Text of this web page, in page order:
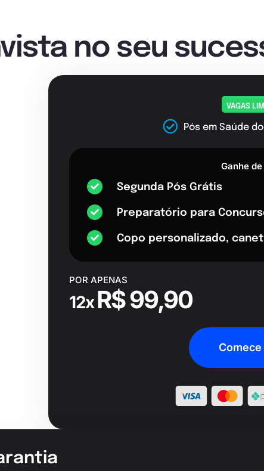
no seu
VAGAS
Pós em Saúde
Ganhe
Segunda Pós Grátis
Preparatório para
Copo personalizado,
POR APENAS
12xR$ 99,90